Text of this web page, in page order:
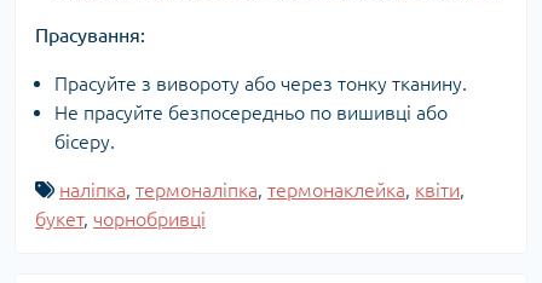
Прасування:
Прасуйте з вивороту або через тонку тканину.
Не прасуйте безпосередньо по вишивці або
бісеру.
наліпка, термоналіпка, термонаклейка, квіти,
букет, чорнобривці